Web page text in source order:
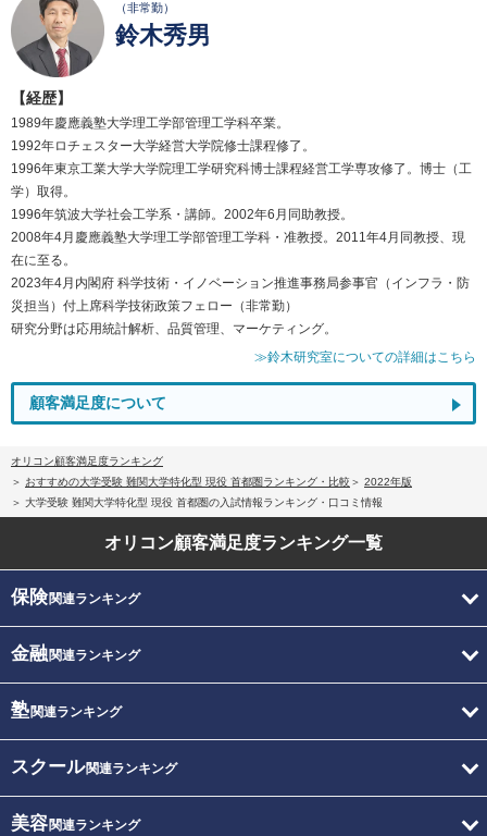
（非常勤）
鈴木秀男
【経歴】
1989年慶應義塾大学理工学部管理工学科卒業。
1992年ロチェスター大学経営大学院修士課程修了。
1996年東京工業大学大学院理工学研究科博士課程経営工学専攻修了。博士（工
学）取得。
1996年筑波大学社会工学系・講師。2002年6月同助教授。
2008年4月慶應義塾大学理工学部管理工学科・准教授。2011年4月同教授、現
在に至る。
2023年4月内閣府 科学技術・イノベーション推進事務局参事官（インフラ・防
災担当）付上席科学技術政策フェロー（非常勤）
研究分野は応用統計解析、品質管理、マーケティング。
≫鈴木研究室についての詳細はこちら
顧客満足度について
オリコン顧客満足度ランキング
おすすめの大学受験 難関大学特化型 現役 首都圏ランキング・比較
2022年版
大学受験 難関大学特化型 現役 首都圏の入試情報ランキング・口コミ情報
オリコン顧客満足度ランキング一覧
保険関連ランキング
金融関連ランキング
塾関連ランキング
スクール関連ランキング
美容関連ランキング